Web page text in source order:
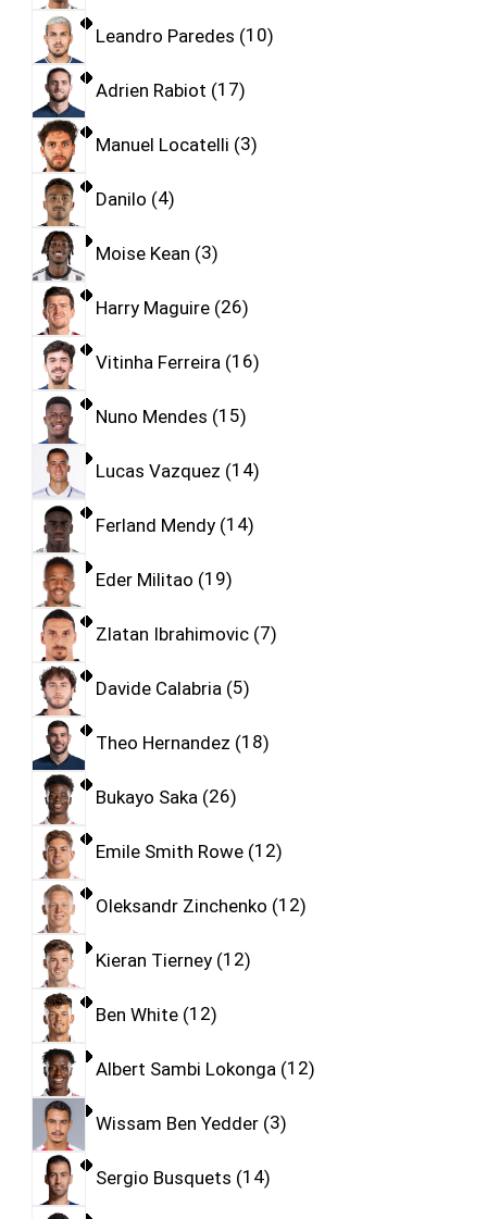
Leandro Paredes 10
Adrien Rabiot 17
Manuel Locatelli 3
Danilo 4
Moise Kean 3
Harry Maguire 26
Vitinha Ferreira 16
Nuno Mendes 15
Lucas Vazquez 14
Ferland Mendy 14
Eder Militao 19
Zlatan Ibrahimovic 7
Davide Calabria 5
Theo Hernandez 18
Bukayo Saka 26
Emile Smith Rowe 12
Oleksandr Zinchenko 12
Kieran Tierney 12
Ben White 12
Albert Sambi Lokonga 12
Wissam Ben Yedder 3
Sergio Busquets 14